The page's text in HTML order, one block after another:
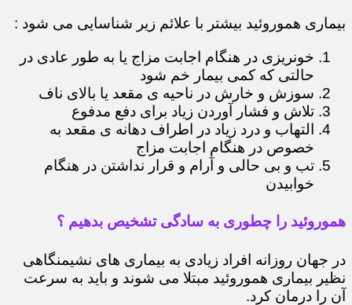
بیماری هموروئید بیشتر با علائم زیر شناسایی می شود :
خونریزی در هنگام اجابت مزاج یا به طور عادی در
حالتی که کمی بیمار خم شود
سوزش و خارش در ناحیه ی مقعد یا بالای ناف
تلاش و فشار آوردن زیاد برای دفع مدفوع
التهاب و درد زیاد در اطراف دهانه ی مقعد به
خصوص در هنگام اجابت مزاج
تب و بی حالی و آرام و قرار نداشتن در هنگام
خوابیدن
هموروئید را چطوری به سادگی تشخیص بدهیم ؟
در جهان روزانه افراد زیادی به بیماری های نشیمنگاهی
نظیر بیماری هموروئید مبتلا می شوند و باید به سرعت
آن را درمان کرد.